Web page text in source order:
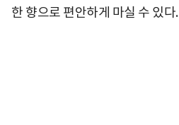
한 향으로 편안하게 마실 수 있다.